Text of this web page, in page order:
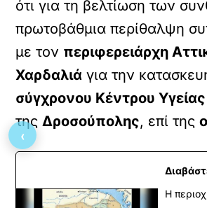
ότι για τη βελτίωση των
πρωτοβάθμια περίθαλψη
με τον περιφερειάρχη
Χαρδαλιά για την
σύγχρονου Κέντρου Υγείας
τηςΔροσούπολης, επί της
Η
‹